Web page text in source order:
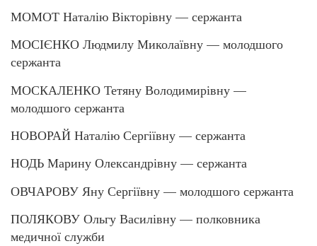
МОМОТ Наталію Вікторівну — сержанта
МОСІЄНКО Людмилу Миколаївну — молодшого
сержанта
МОСКАЛЕНКО Тетяну Володимирівну —
молодшого сержанта
НОВОРАЙ Наталію Сергіївну — сержанта
НОДЬ Марину Олександрівну — сержанта
ОВЧАРОВУ Яну Сергіївну — молодшого сержанта
ПОЛЯКОВУ Ольгу Василівну — полковника
медичної служби